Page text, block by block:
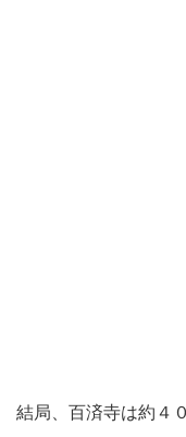
結局、百済寺は約４